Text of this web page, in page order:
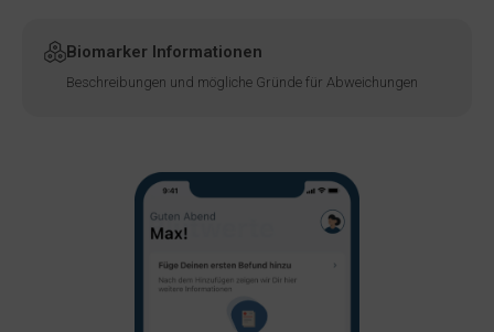
Biomarker Informationen
Beschreibungen und mögliche Gründe für Abweichungen